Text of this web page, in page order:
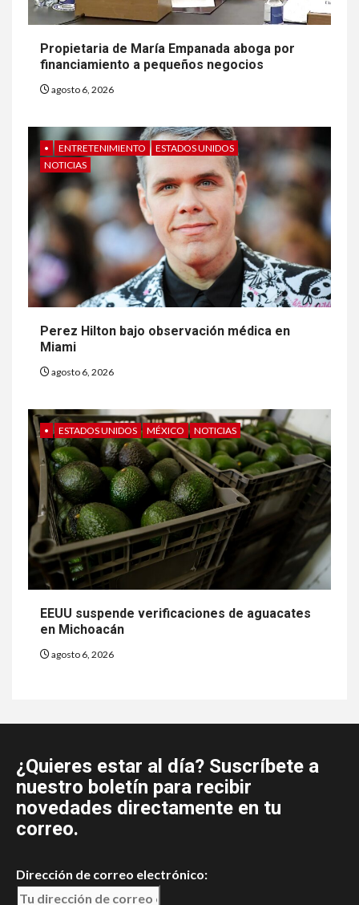
Propietaria de María Empanada aboga por
financiamiento a pequeños negocios
agosto 6, 2026
• ENTRETENIMIENTO
ESTADOS UNIDOS
NOTICIAS
Perez Hilton bajo observación médica en
Miami
agosto 6, 2026
• ESTADOS UNIDOS MÉXICO NOTICIAS
EEUU suspende verificaciones de aguacates
en Michoacán
agosto 6, 2026
¿Quieres estar al día? Suscríbete a
nuestro boletín para recibir
novedades directamente en tu
correo.
Dirección de correo electrónico: